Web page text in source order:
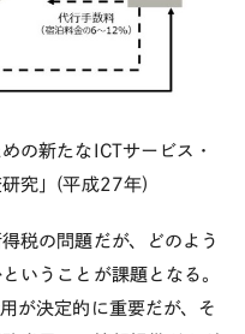
の新たなICTサービス・
究」(平成27年)
税の問題だが、どのよう
いうことが課題となる。
が決定的に重要だが、そ